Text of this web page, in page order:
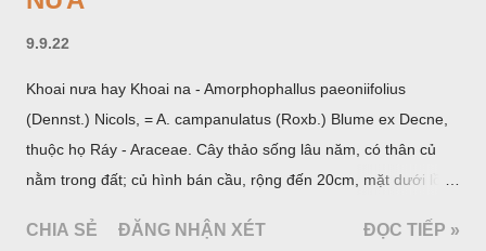
9.9.22
Khoai nưa hay Khoai na - Amorphophallus paeoniifolius
(Dennst.) Nicols, = A. campanulatus (Roxb.) Blume ex Decne,
thuộc họ Ráy - Araceae. Cây thảo sống lâu năm, có thân củ
nằm trong đất; củ hình bán cầu, rộng đến 20cm, mặt dưới lồi
quanh có 3-5 mấu lồi; vỏ củ màu nâu, thịt trắng vàng và cứng.
CHIA SẺ ĐĂNG NHẬN XÉT ĐỌC TIẾP »